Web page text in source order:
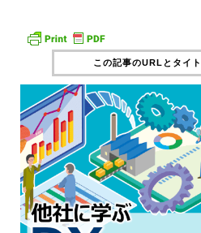
この記事のURLとタイ